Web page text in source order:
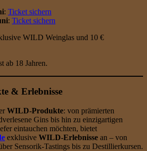
: Ticket sichern
: Ticket sichern
WILD Weinglas und 10 €
ab 18 Jahren.
& Erlebnisse
WILD-Produkte: von prämierten
Gins bis hin zu einzigartigen
eintauchen möchten, bietet
exklusive WILD-Erlebnisse an – von
Sensorik-Tastings bis zu Destillierkursen.